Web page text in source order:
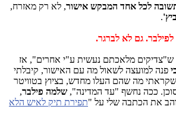
לכל אחד המבקש אישור, לא רק מאזרח,
.
גם לא לברגר.
מלאכתם נעשית ע"י אחרים", אז
פנה למועצה לשאול מה עם האישור, קיבלתי
מה שהם העלו מחדש, בציוץ בטוויטר
ככה נחשף "עד המדינה", שלמה פילבר,
את הכתבה שלי על "תפירת תיק לאיש הלא